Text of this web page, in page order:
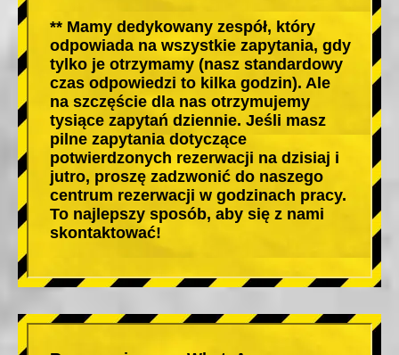
** Mamy dedykowany zespół, który
odpowiada na wszystkie zapytania, gdy
tylko je otrzymamy (nasz standardowy
czas odpowiedzi to kilka godzin). Ale
na szczęście dla nas otrzymujemy
tysiące zapytań dziennie. Jeśli masz
pilne zapytania dotyczące
potwierdzonych rezerwacji na dzisiaj i
jutro, proszę zadzwonić do naszego
centrum rezerwacji w godzinach pracy.
To najlepszy sposób, aby się z nami
skontaktować!